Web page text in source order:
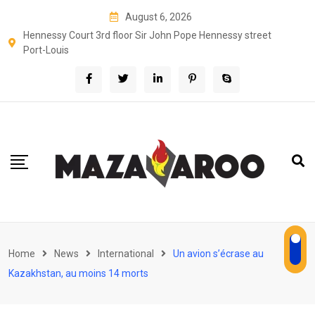
content
August 6, 2026
Hennessy Court 3rd floor Sir John Pope Hennessy street
Port-Louis
Home News International
Un avion s’écrase au
Kazakhstan, au moins 14 morts